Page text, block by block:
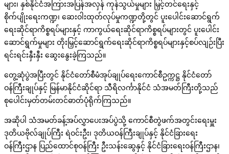
များ၊ နှစ်နိုင်ငံအကြားအပြန်အလှန် ကုန်သွယ်မှုများ မြှင့်တင်ရေးနှင့်
စိုက်ပျိုးရေးကဏ္ဍ၊ ဆေးဝါးထုတ်လုပ်မှုကဏ္ဍတို့တွင် ပူးပေါင်းဆောင်ရွက်
ရေးဆိုင်ရာကိစ္စရပ်များနှင့် ကာကွယ်ရေးဆိုင်ရာကိစ္စရပ်များတွင် ပူးပေါင်း
ဆောင်ရွက်မှုများ တိုးမြှင့်ဆောင်ရွက်ရေးဆိုင်ရာကိစ္စရပ်များနှင့်စပ်လျဉ်းပြီး
ရင်းရင်းနှီးနှီး ဆွေးနွေးခဲ့ကြသည်။
တွေ့ဆုံပွဲအပြီးတွင် နိုင်ငံတော်စီမံအုပ်ချုပ်ရေးကောင်စီဥက္ကဋ္ဌ နိုင်ငံတော်
ဝန်ကြီးချုပ်နှင့် မြန်မာနိုင်ငံဆိုင်ရာ သီရိလင်္ကာနိုင်ငံ သံအမတ်ကြီးတို့သည်
စုပေါင်းမှတ်တမ်းတင်ဓာတ်ပုံရိုက်ကြသည်။
အဆိုပါ သံအမတ်ခန့်အပ်လွှာပေးအပ်ပွဲသို့ ကောင်စီတွဲဖက်အတွင်းရေးမှူး
ဒုတိယဗိုလ်ချုပ်ကြီး ရဲဝင်းဦး၊ ဒုတိယဝန်ကြီးချုပ်နှင့် နိုင်ငံခြားရေး
ဝန်ကြီးဌာန ပြည်ထောင်စုဝန်ကြီး ဦးသန်းဆွေနှင့် နိုင်ငံခြားရေးဝန်ကြီးဌာန၊